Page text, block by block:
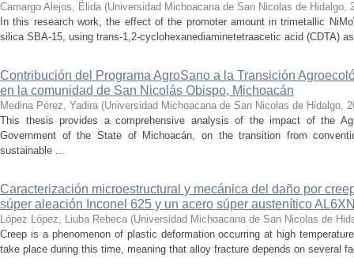
Camargo Alejos, Élida (Universidad Michoacana de San Nicolas de Hidalgo,
In this research work, the effect of the promoter amount in trimetallic
silica SBA-15, using trans-1,2-cyclohexanediaminetetraacetic acid (CDTA)
Contribución del Programa AgroSano a la Transición
en la comunidad de San Nicolás Obispo, Michoacán
Medina Pérez, Yadira (Universidad Michoacana de San Nicolas de Hidalgo,
This thesis provides a comprehensive analysis of the impact of the
Government of the State of Michoacán, on the transition from
sustainable ...
Caracterización microestructural y mecánica del daño por
súper aleación Inconel 625 y un acero súper austenítico
López López, Liuba Rebeca (Universidad Michoacana de San Nicolas de
Creep is a phenomenon of plastic deformation occurring at high
take place during this time, meaning that alloy fracture depends on several